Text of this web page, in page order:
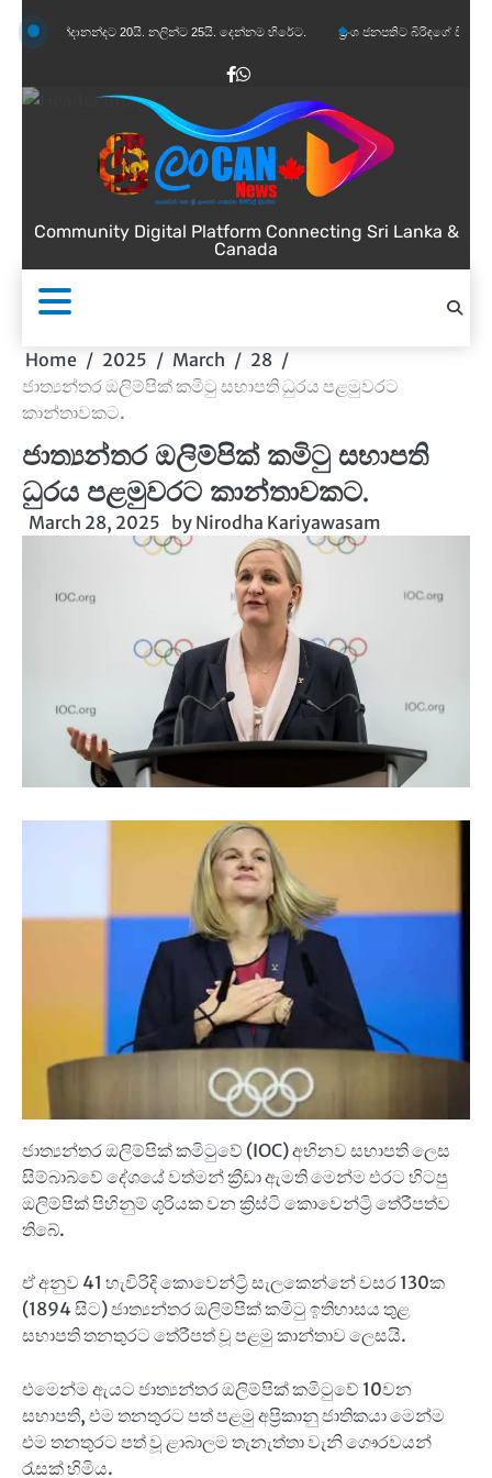
to
20යි. නලින්ට 25යි. දෙන්නම හිරේට. ප්‍රංශ ජනපතිට බිරිඳගේ විහිළුවක්.
Facebook
WhatsApp
Community Digital Platform Connecting Sri Lanka &
Canada
Home 2025 March
28
ජාත්‍යන්තර ඔලිම්පික් කමිටු සභාපති ධුරය පළමුවරට
කාන්තාවකට.
ජාත්‍යන්තර ඔලිම්පික් කමිටු සභාපති
ධුරය පළමුවරට කාන්තාවකට.
March 28, 2025 by Nirodha Kariyawasam
ජාත්‍යන්තර ඔලිම්පික් කමිටුවේ (IOC) අභිනව සභාපති ලෙස
සිම්බාබ්වේ දේශයේ වත්මන් ක්‍රීඩා ඇමති මෙන්ම එරට හිටපු
ඔලිම්පික් පිහිනුම් ශූරියක වන ක්‍රිස්ටි කොවෙන්ට්‍රි තේරීපත්ව
තිබේ.
ඒ අනුව 41 හැවිරිදි කොවෙන්ට්‍රි සැලකෙන්නේ වසර 130ක
(1894 සිට) ජාත්‍යන්තර ඔලිම්පික් කමිටු ඉතිහාසය තුළ
සභාපති තනතුරට තේරීපත් වූ පළමු කාන්තාව ලෙසයි.
එමෙන්ම ඇයට ජාත්‍යන්තර ඔලිම්පික් කමිටුවේ 10වන
සභාපති, එම තනතුරට පත් පළමු අප්‍රිකානු ජාතිකයා මෙන්ම
එම තනතුරට පත් වූ ළාබාලම තැනැත්තා වැනි ගෞරවයන්
රැසක් හිමිය.